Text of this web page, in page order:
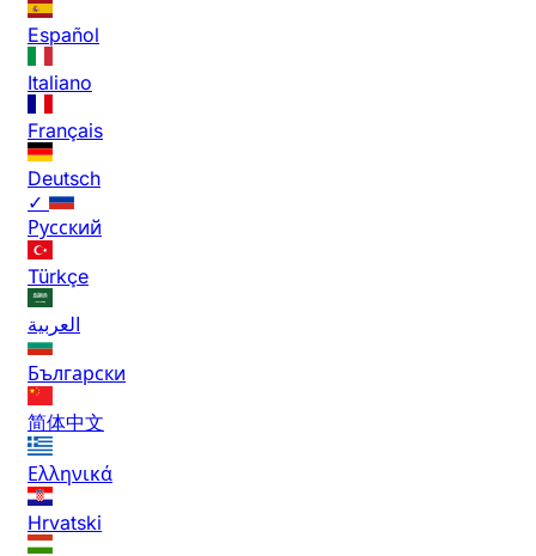
Español
Italiano
Français
Deutsch
✓
Русский
Türkçe
العربية
Български
简体中文
Ελληνικά
Hrvatski